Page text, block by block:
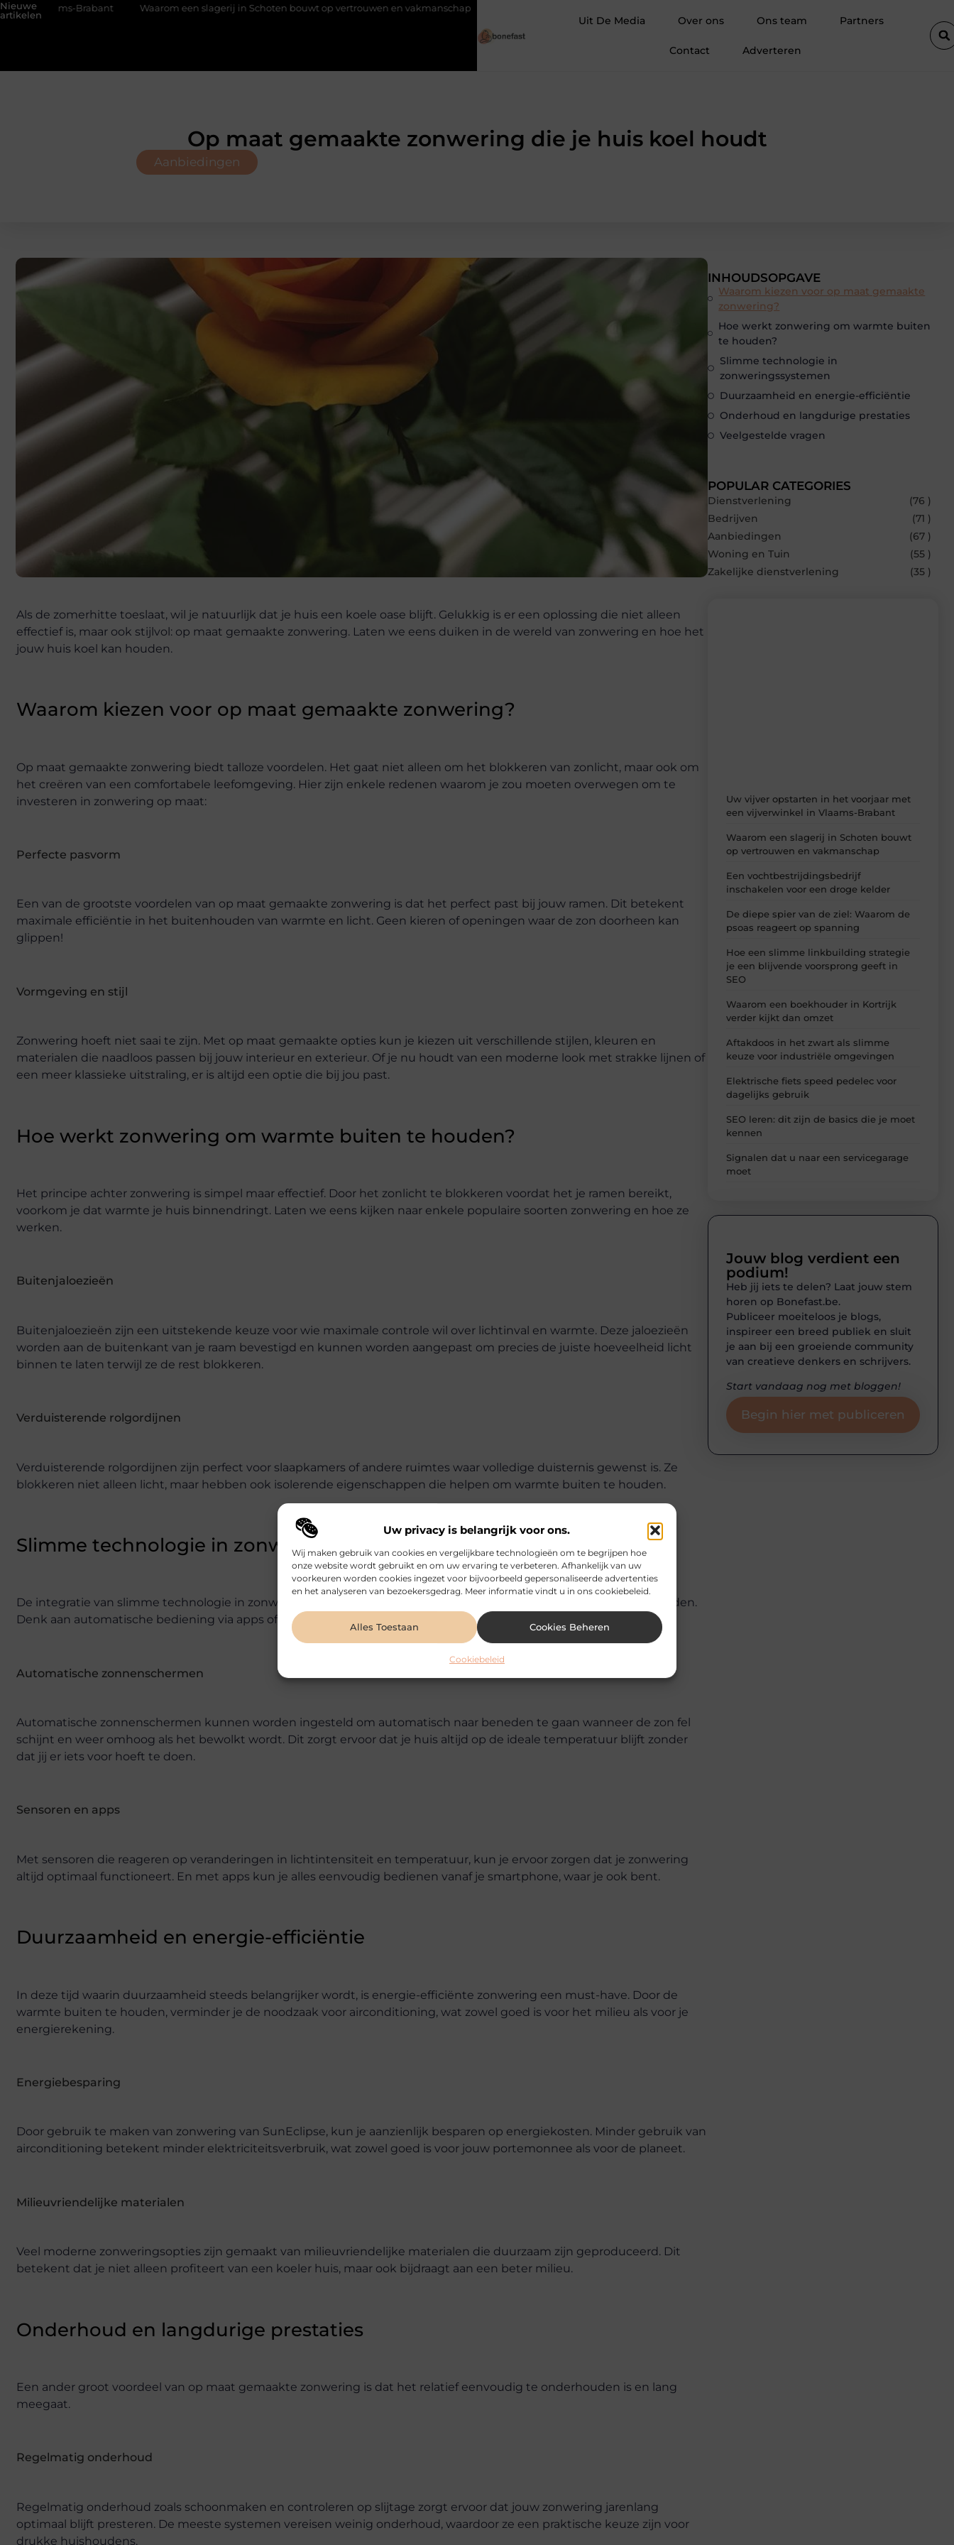
Uw privacy is belangrijk voor ons.
Wij maken gebruik van cookies en vergelijkbare technologieën om te begrijpen hoe
onze website wordt gebruikt en om uw ervaring te verbeteren. Afhankelijk van uw
voorkeuren worden cookies ingezet voor bijvoorbeeld gepersonaliseerde advertenties
en het analyseren van bezoekersgedrag. Meer informatie vindt u in ons cookiebeleid.
Alles Toestaan Cookies Beheren
Cookiebeleid
Nieuwe
artikelen
Brabant Waarom een slagerij in Schoten bouwt op vertrouwen en vakmanschap Een vochtbestrijdingsbedrijf inschakelen voor een droge kelder
Uit De Media Over ons Ons team Partners
Contact Adverteren
Op maat gemaakte zonwering die je huis koel houdt
Aanbiedingen
Als de zomerhitte toeslaat, wil je natuurlijk dat je huis een koele oase blijft. Gelukkig is er een oplossing die niet alleen
effectief is, maar ook stijlvol: op maat gemaakte zonwering. Laten we eens duiken in de wereld van zonwering en hoe het
jouw huis koel kan houden.
Waarom kiezen voor op maat gemaakte zonwering?
Op maat gemaakte zonwering biedt talloze voordelen. Het gaat niet alleen om het blokkeren van zonlicht, maar ook om
het creëren van een comfortabele leefomgeving. Hier zijn enkele redenen waarom je zou moeten overwegen om te
investeren in zonwering op maat:
Perfecte pasvorm
Een van de grootste voordelen van op maat gemaakte zonwering is dat het perfect past bij jouw ramen. Dit betekent
maximale efficiëntie in het buitenhouden van warmte en licht. Geen kieren of openingen waar de zon doorheen kan
glippen!
Vormgeving en stijl
Zonwering hoeft niet saai te zijn. Met op maat gemaakte opties kun je kiezen uit verschillende stijlen, kleuren en
materialen die naadloos passen bij jouw interieur en exterieur. Of je nu houdt van een moderne look met strakke lijnen of
een meer klassieke uitstraling, er is altijd een optie die bij jou past.
Hoe werkt zonwering om warmte buiten te houden?
Het principe achter zonwering is simpel maar effectief. Door het zonlicht te blokkeren voordat het je ramen bereikt,
voorkom je dat warmte je huis binnendringt. Laten we eens kijken naar enkele populaire soorten zonwering en hoe ze
werken.
Buitenjaloezieën
Buitenjaloezieën zijn een uitstekende keuze voor wie maximale controle wil over lichtinval en warmte. Deze jaloezieën
worden aan de buitenkant van je raam bevestigd en kunnen worden aangepast om precies de juiste hoeveelheid licht
binnen te laten terwijl ze de rest blokkeren.
Verduisterende rolgordijnen
Verduisterende rolgordijnen zijn perfect voor slaapkamers of andere ruimtes waar volledige duisternis gewenst is. Ze
blokkeren niet alleen licht, maar hebben ook isolerende eigenschappen die helpen om warmte buiten te houden.
Slimme technologie in zonweringssystemen
De integratie van slimme technologie in zonweringssystemen maakt het nog gemakkelijker om je huis koel te houden.
Denk aan automatische bediening via apps of sensoren die reageren op zonlicht.
Automatische zonnenschermen
Automatische zonnenschermen kunnen worden ingesteld om automatisch naar beneden te gaan wanneer de zon fel
schijnt en weer omhoog als het bewolkt wordt. Dit zorgt ervoor dat je huis altijd op de ideale temperatuur blijft zonder
dat jij er iets voor hoeft te doen.
Sensoren en apps
Met sensoren die reageren op veranderingen in lichtintensiteit en temperatuur, kun je ervoor zorgen dat je zonwering
altijd optimaal functioneert. En met apps kun je alles eenvoudig bedienen vanaf je smartphone, waar je ook bent.
Duurzaamheid en energie-efficiëntie
In deze tijd waarin duurzaamheid steeds belangrijker wordt, is energie-efficiënte zonwering een must-have. Door de
warmte buiten te houden, verminder je de noodzaak voor airconditioning, wat zowel goed is voor het milieu als voor je
energierekening.
Energiebesparing
Door gebruik te maken van zonwering van SunEclipse, kun je aanzienlijk besparen op energiekosten. Minder gebruik van
airconditioning betekent minder elektriciteitsverbruik, wat zowel goed is voor jouw portemonnee als voor de planeet.
Milieuvriendelijke materialen
Veel moderne zonweringsopties zijn gemaakt van milieuvriendelijke materialen die duurzaam zijn geproduceerd. Dit
betekent dat je niet alleen profiteert van een koeler huis, maar ook bijdraagt aan een beter milieu.
Onderhoud en langdurige prestaties
Een ander groot voordeel van op maat gemaakte zonwering is dat het relatief eenvoudig te onderhouden is en lang
meegaat.
Regelmatig onderhoud
Regelmatig onderhoud zoals schoonmaken en controleren op slijtage zorgt ervoor dat jouw zonwering jarenlang
optimaal blijft presteren. De meeste systemen vereisen weinig onderhoud, waardoor ze een praktische keuze zijn voor
drukke huishoudens.
INHOUDSOPGAVE
Waarom kiezen voor op maat gemaakte
zonwering?
Hoe werkt zonwering om warmte buiten
te houden?
Slimme technologie in
zonweringssystemen
Duurzaamheid en energie-efficiëntie
Onderhoud en langdurige prestaties
Veelgestelde vragen
POPULAR CATEGORIES
Dienstverlening
(76 )
Bedrijven
(71 )
Aanbiedingen
(67 )
Woning en Tuin
(55 )
Zakelijke dienstverlening
(35 )
Uw vijver opstarten in het voorjaar met
een vijverwinkel in Vlaams-Brabant
Waarom een slagerij in Schoten bouwt
op vertrouwen en vakmanschap
Een vochtbestrijdingsbedrijf
inschakelen voor een droge kelder
De diepe spier van de ziel: Waarom de
psoas reageert op spanning
Hoe een slimme linkbuilding strategie
je een blijvende voorsprong geeft in
SEO
Waarom een boekhouder in Kortrijk
verder kijkt dan omzet
Aftakdoos in het zwart als slimme
keuze voor industriële omgevingen
Elektrische fiets speed pedelec voor
dagelijks gebruik
SEO leren: dit zijn de basics die je moet
kennen
Signalen dat u naar een servicegarage
moet
Jouw blog verdient een
podium!
Heb jij iets te delen? Laat jouw stem
horen op Bonefast.be.
Publiceer moeiteloos je blogs,
inspireer een breed publiek en sluit
je aan bij een groeiende community
van creatieve denkers en schrijvers.
Start vandaag nog met bloggen!
Begin hier met publiceren